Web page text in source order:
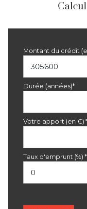
Montant du crédit
Durée (années)*
Votre apport (en €)
Taux d'emprunt (%) *